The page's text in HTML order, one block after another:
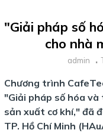
"Giải pháp số
cho nhà
admin
Chương trình
"Giải pháp số hóa
sản xuất cơ khí," đã
TP. Hồ Chí Minh